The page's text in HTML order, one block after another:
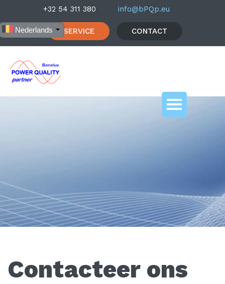
+32 54 311 380 info@bPQp.eu
Nederlands SERVICE CONTACT
Contacteer ons